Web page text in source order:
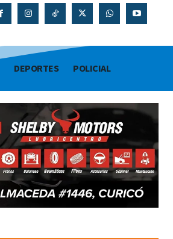
DEPORTES POLICIAL